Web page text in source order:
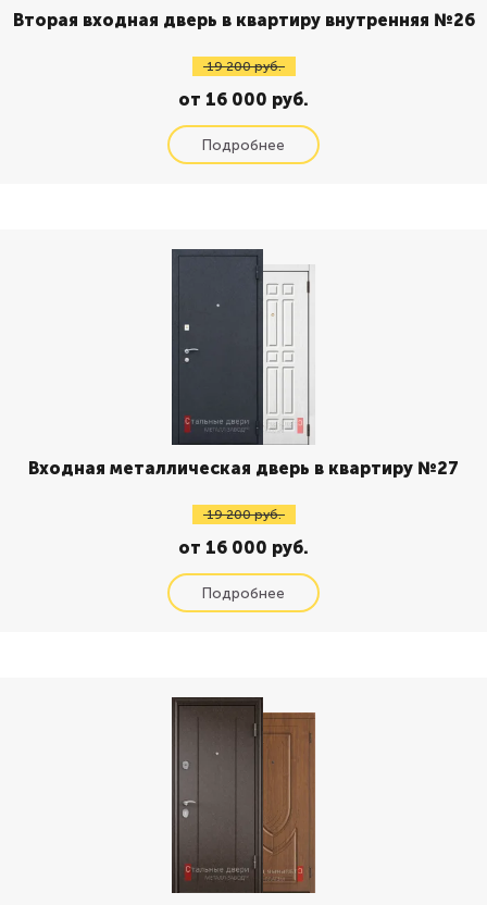
Вторая входная дверь в квартиру внутренняя №26
19 200 руб.
от 16 000 руб.
Входная металлическая дверь в квартиру №27
19 200 руб.
от 16 000 руб.